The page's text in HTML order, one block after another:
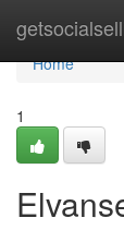
Home
Home
1